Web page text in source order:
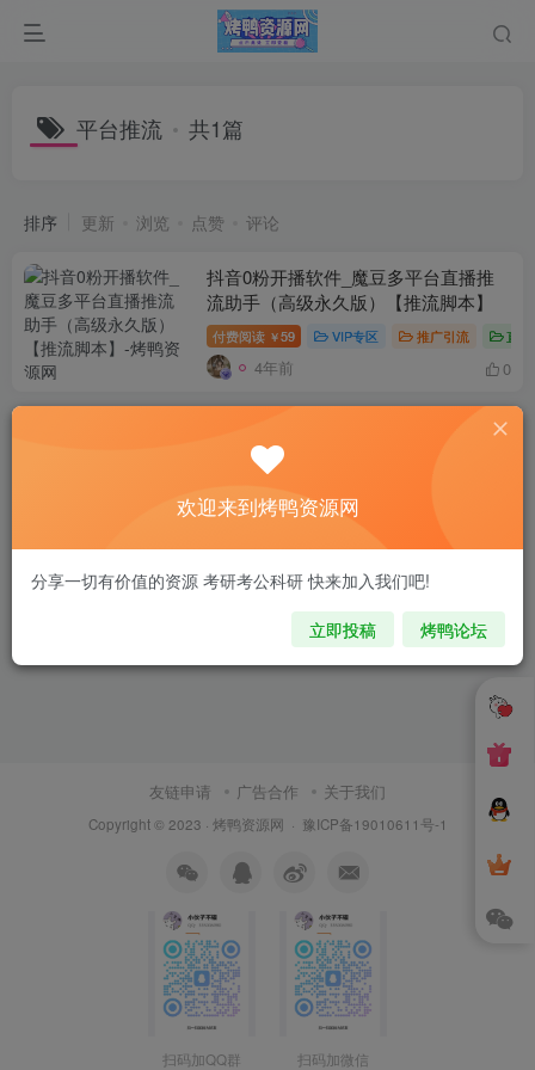
平台推流 共1篇
排序 更新 浏览 点赞 评论
抖音0粉开播软件_魔豆多平台直播推
流助手（高级永久版）【推流脚本】
付费阅读 ￥59 VIP专区 推广引流 直
4年前 0
友链申请 广告合作 关于我们
Copyright © 2023 · 烤鸭资源网 · 豫ICP备19010611号-1
扫码加QQ群 扫码加微信
欢迎来到烤鸭资源网
分享一切有价值的资源 考研考公科研 快来加入我们吧!
立即投稿 烤鸭论坛